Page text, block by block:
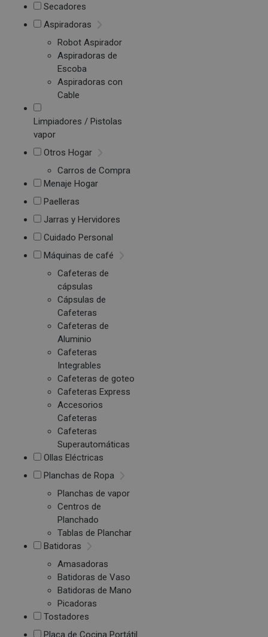
Secadores
Aspiradoras
Robot Aspirador
Aspiradoras de
Escoba
Aspiradoras con
Cable
Limpiadores / Pistolas
vapor
Otros Hogar
Carros de Compra
Menaje Hogar
Paelleras
Jarras y Hervidores
Cuidado Personal
Máquinas de café
Cafeteras de
cápsulas
Cápsulas de
Cafeteras
Cafeteras de
Aluminio
Cafeteras
Integrables
Cafeteras de goteo
Cafeteras Express
Accesorios
Cafeteras
Cafeteras
Superautomáticas
Ollas Eléctricas
Planchas de Ropa
Planchas de vapor
Centros de
Planchado
Tablas de Planchar
Batidoras
Amasadoras
Batidoras de Vaso
Batidoras de Mano
Picadoras
Tostadores
Placa de Cocina Portátil